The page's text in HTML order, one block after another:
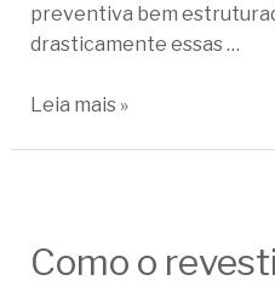
preventiva bem
drasticamente essas …
Leia mais »
Como o